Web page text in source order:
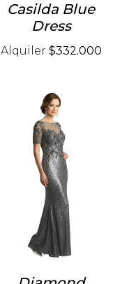
Casilda Blue
Dress
Alquiler $332.000